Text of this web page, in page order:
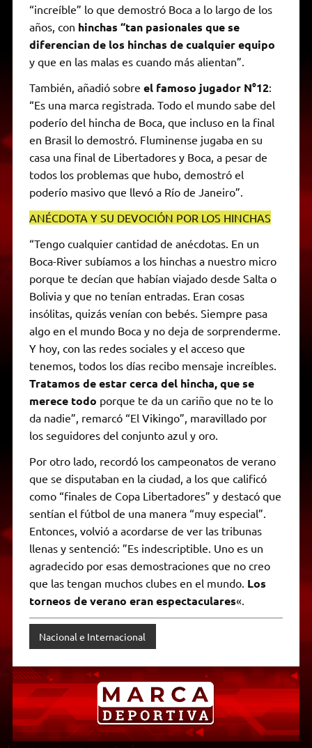
“increíble” lo que demostró Boca a lo largo de los
años, con hinchas “tan pasionales que se
diferencian de los hinchas de cualquier equipo
y que en las malas es cuando más alientan”.
También, añadió sobre el famoso jugador N°12:
“Es una marca registrada. Todo el mundo sabe del
poderío del hincha de Boca, que incluso en la final
en Brasil lo demostró. Fluminense jugaba en su
casa una final de Libertadores y Boca, a pesar de
todos los problemas que hubo, demostró el
poderío masivo que llevó a Río de Janeiro”.
ANÉCDOTA Y SU DEVOCIÓN POR LOS HINCHAS
“Tengo cualquier cantidad de anécdotas. En un
Boca-River subíamos a los hinchas a nuestro micro
porque te decían que habían viajado desde Salta o
Bolivia y que no tenían entradas. Eran cosas
insólitas, quizás venían con bebés. Siempre pasa
algo en el mundo Boca y no deja de sorprenderme.
Y hoy, con las redes sociales y el acceso que
tenemos, todos los días recibo mensaje increíbles.
Tratamos de estar cerca del hincha, que se
merece todo porque te da un cariño que no te lo
da nadie”, remarcó “El Vikingo”, maravillado por
los seguidores del conjunto azul y oro.
Por otro lado, recordó los campeonatos de verano
que se disputaban en la ciudad, a los que calificó
como “finales de Copa Libertadores” y destacó que
sentían el fútbol de una manera “muy especial”.
Entonces, volvió a acordarse de ver las tribunas
llenas y sentenció: ”Es indescriptible. Uno es un
agradecido por esas demostraciones que no creo
que las tengan muchos clubes en el mundo. Los
torneos de verano eran espectaculares«.
Nacional e Internacional